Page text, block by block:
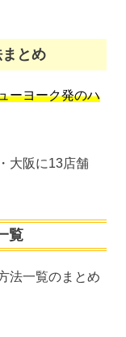
とめ
ーヨーク発のハ
大阪に13店舗
覧
法一覧のまとめ